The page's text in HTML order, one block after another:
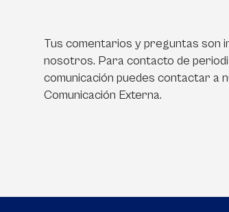
Tus comentarios y preguntas son
nosotros. Para contacto de
comunicación puedes contactar a
Comunicación Externa.